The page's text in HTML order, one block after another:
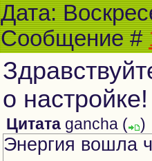
Дата:
Сообщение #
о
Цитата gancha ( )
Энергия вошла